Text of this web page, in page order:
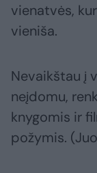
vienatvės,
vieniša.
Nevaikštau į
neįdomu,
knygomis ir
požymis.